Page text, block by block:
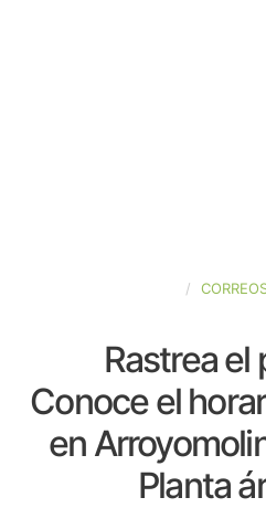
Rastrea el
Conoce el
en
Planta